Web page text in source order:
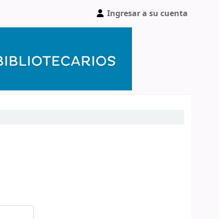
Ingresar a su cuenta